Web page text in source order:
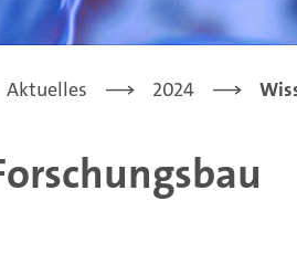
Aktuelles 2024